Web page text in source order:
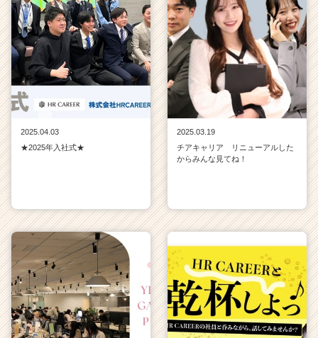
2025.04.03
★2025年入社式★
2025.03.19
チアキャリア リニューアルした
からみんな見てね！